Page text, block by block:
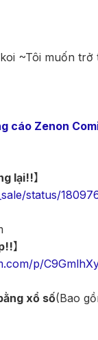
~Tôi muốn
cáo Zenon
lại!!】
status/
】
p/
xổ số(Bao